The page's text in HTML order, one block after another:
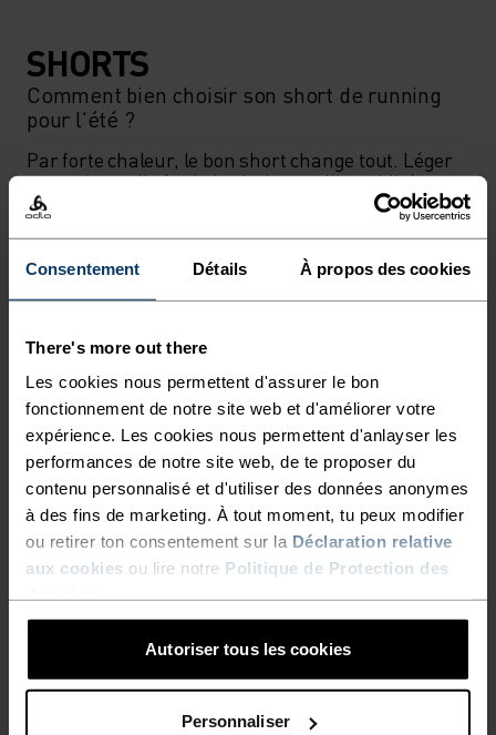
Consentement Détails À propos des cookies
There's more out there
Les cookies nous permettent d'assurer le bon
fonctionnement de notre site web et d'améliorer votre
expérience. Les cookies nous permettent d'anlayser les
performances de notre site web, de te proposer du
contenu personnalisé et d'utiliser des données anonymes
à des fins de marketing. À tout moment, tu peux modifier
ou retirer ton consentement sur la Déclaration relative
aux cookies ou lire notre Politique de Protection des
Autoriser tous les cookies
Personnaliser
SHORTS
Comment bien choisir son short de running
pour l'été ?
Par forte chaleur, le bon short change tout. Léger
et respirant, il régule la chaleur et l'humidité pour
te garder à l'aise, même dans l'effort intense.
Pour les sorties longues, le short 2-en-1 avec
doublure intégrée offre un maintien optimal et
limite les frottements entre les cuisses. Privilégie
et extensibles pour éviter les irritations sur la
durée.
Coupe courte et minimaliste : idéale pour une
circulation d'air maximale par forte chaleur.
Modèle 2-en-1 : un maintien supplémentaire pour
les longues distances. Coupe longue : une
protection accrue pour le trail ou les terrains
variés.
FEMME HOMME
ACCESSOIRES